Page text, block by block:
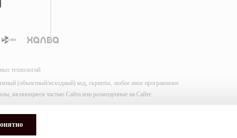
технологий
(объектный/исходный) код, скрипты, любое иное программное
являющиеся частью Сайта или размещенные на Сайте